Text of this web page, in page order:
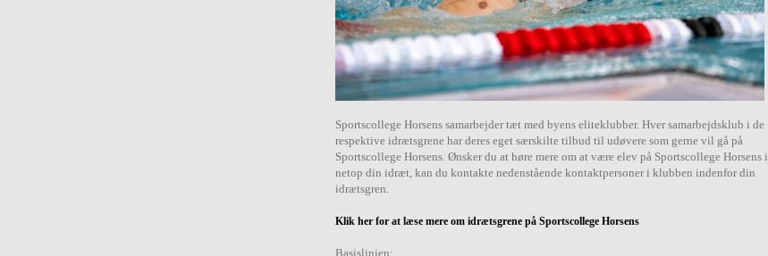
Sportscollege Horsens samarbejder tæt med byens eliteklubber. Hver samarbejdsklub i de
respektive idrætsgrene har deres eget særskilte tilbud til udøvere som gerne vil gå på
Sportscollege Horsens. Ønsker du at høre mere om at være elev på Sportscollege Horsens i
netop din idræt, kan du kontakte nedenstående kontaktpersoner i klubben indenfor din
idrætsgren.
Klik her for at læse mere om idrætsgrene på Sportscollege Horsens
Basislinien: